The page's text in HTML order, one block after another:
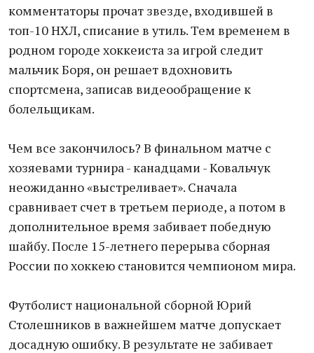
комментаторы прочат звезде, входившей в
топ-10 НХЛ, списание в утиль. Тем временем в
родном городе хоккеиста за игрой следит
мальчик Боря, он решает вдохновить
спортсмена, записав видеообращение к
болельщикам.
Чем все закончилось? В финальном матче с
хозяевами турнира - канадцами - Ковальчук
неожиданно «выстреливает». Сначала
сравнивает счет в третьем периоде, а потом в
дополнительное время забивает победную
шайбу. После 15-летнего перерыва сборная
России по хоккею становится чемпионом мира.
Футболист национальной сборной Юрий
Столешников в важнейшем матче допускает
досадную ошибку. В результате не забивает